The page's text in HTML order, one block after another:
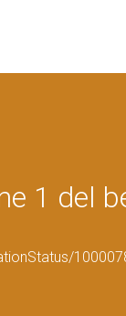
1 del